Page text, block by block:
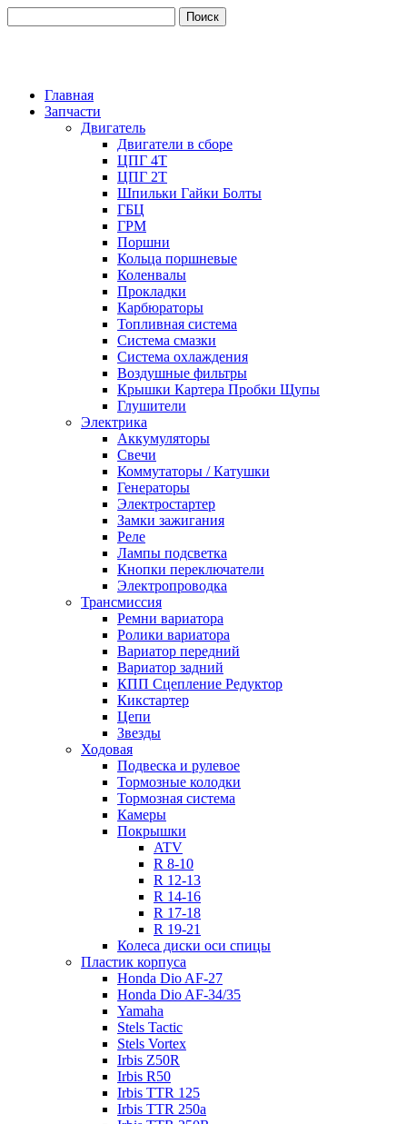
Главная
Запчасти
Двигатель
Двигатели в сборе
ЦПГ 4Т
ЦПГ 2Т
Шпильки Гайки Болты
ГБЦ
ГРМ
Поршни
Кольца поршневые
Коленвалы
Прокладки
Карбюраторы
Топливная система
Система смазки
Система охлаждения
Воздушные фильтры
Крышки Картера Пробки Щупы
Глушители
Электрика
Аккумуляторы
Свечи
Коммутаторы / Катушки
Генераторы
Электростартер
Замки зажигания
Реле
Лампы подсветка
Кнопки переключатели
Электропроводка
Трансмиссия
Ремни вариатора
Ролики вариатора
Вариатор передний
Вариатор задний
КПП Сцепление Редуктор
Кикстартер
Цепи
Звезды
Ходовая
Подвеска и рулевое
Тормозные колодки
Тормозная система
Камеры
Покрышки
ATV
R 8-10
R 12-13
R 14-16
R 17-18
R 19-21
Колеса диски оси спицы
Пластик корпуса
Honda Dio AF-27
Honda Dio AF-34/35
Yamaha
Stels Tactic
Stels Vortex
Irbis Z50R
Irbis R50
Irbis TTR 125
Irbis TTR 250a